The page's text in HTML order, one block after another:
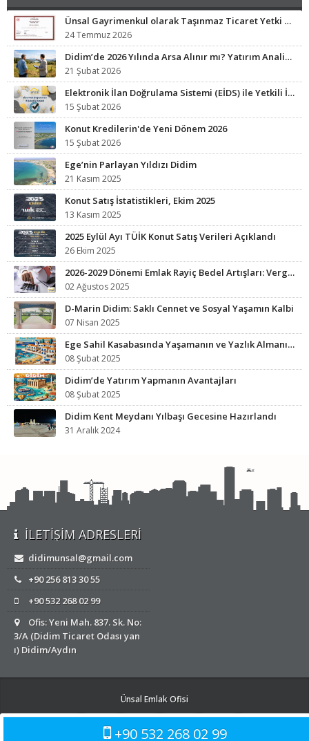
+90 532 268 02 99
Ünsal Gayrimenkul olarak Taşınmaz Ticaret Yetki Belgesi sahibi işletmeyiz.
24 Temmuz 2026
Didim’de 2026 Yılında Arsa Alınır mı? Yatırım Analizi ve Fırsat Bölgeleri
21 Şubat 2026
Elektronik İlan Doğrulama Sistemi (EİDS) ile Yetkili İlan Zorunluluğu Başladı.
15 Şubat 2026
Konut Kredilerin'de Yeni Dönem 2026
15 Şubat 2026
Ege’nin Parlayan Yıldızı Didim
21 Kasım 2025
Konut Satış İstatistikleri, Ekim 2025
13 Kasım 2025
2025 Eylül Ayı TÜİK Konut Satış Verileri Açıklandı
26 Ekim 2025
2026-2029 Dönemi Emlak Rayiç Bedel Artışları: Vergi Yükünüz Artabilir
02 Ağustos 2025
D-Marin Didim: Saklı Cennet ve Sosyal Yaşamın Kalbi
07 Nisan 2025
Ege Sahil Kasabasında Yaşamanın ve Yazlık Almanın Avantajları
08 Şubat 2025
Didim’de Yatırım Yapmanın Avantajları
08 Şubat 2025
Didim Kent Meydanı Yılbaşı Gecesine Hazırlandı
31 Aralık 2024
İLETIŞIM ADRESLERI
didimunsal@gmail.com
+90 256 813 30 55
+90 532 268 02 99
Ofis: Yeni Mah. 837. Sk. No:
3/A (Didim Ticaret Odası yan
ı) Didim/Aydın
Ünsal Emlak Ofisi